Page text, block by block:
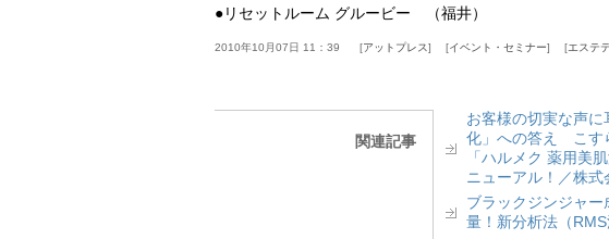
●リセットルーム グルービー （福井）
2010年10月07日 11：39 アットプレス イベント・セミナー エステ
関連記事
お客様の切実な声
化」への答え こす
「ハルメク 薬用美
ニューアル！／株
ブラックジンジャ
量！新分析法（